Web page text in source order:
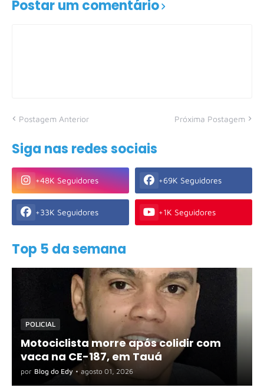
Postar um comentário
Postagem Anterior Próxima Postagem
Siga nas redes sociais
+48K Seguidores +69K Seguidores
+33K Seguidores +1K Seguidores
Top 5 da semana
POLICIAL
Motociclista morre após colidir com
vaca na CE-187, em Tauá
por Blog do Edy • agosto 01, 2026